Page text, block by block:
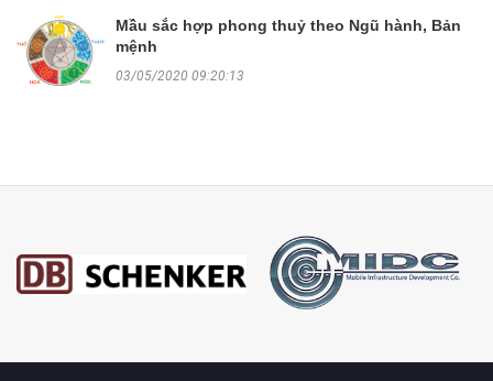
Mầu sắc hợp phong thuỷ theo Ngũ hành, Bản
mệnh
03/05/2020 09:20:13